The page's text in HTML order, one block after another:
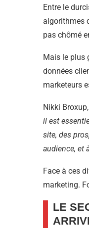
Entre le
algorithmes
pas chômé
Mais le plus
données
marketeurs
Nikki
il est
site, des
audience, et
Face à ces
marketing.
LE